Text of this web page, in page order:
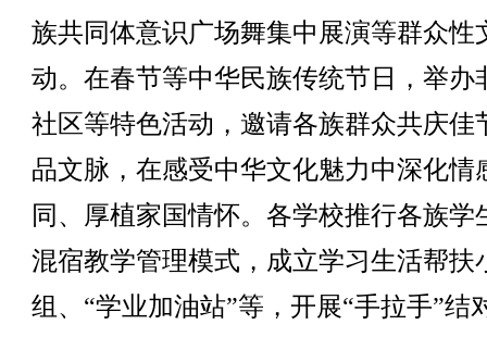
族共同体意识广场舞集中展演等群众性
动。在春节等中华民族传统节日，举办
社区等特色活动，邀请各族群众共庆佳
品文脉，在感受中华文化魅力中深化情
同、厚植家国情怀。各学校推行各族学
混宿教学管理模式，成立学习生活帮扶
组、“学业加油站”等，开展“手拉手”结